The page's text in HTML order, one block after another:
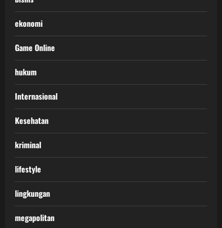
ekonomi
Game Online
hukum
Internasional
Kesehatan
kriminal
lifestyle
lingkungan
megapolitan